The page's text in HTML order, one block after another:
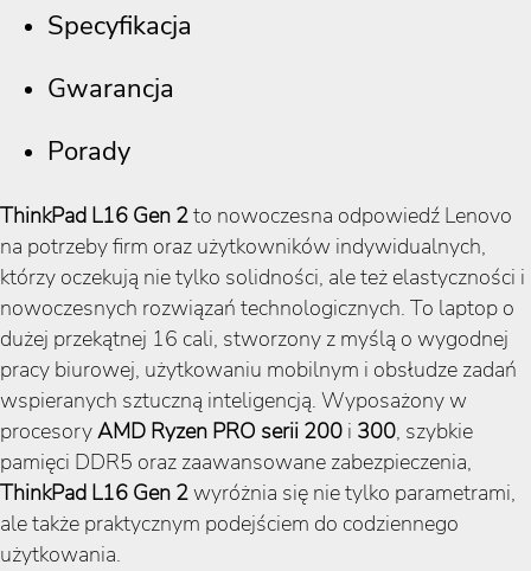
Specyfikacja
Gwarancja
Porady
ThinkPad L16 Gen 2to nowoczesna odpowiedź Lenovo
na potrzeby firm oraz użytkowników indywidualnych,
którzy oczekują nie tylko solidności, ale też elastyczności i
nowoczesnych rozwiązań technologicznych. To laptop o
dużej przekątnej 16 cali, stworzony z myślą o wygodnej
pracy biurowej, użytkowaniu mobilnym i obsłudze zadań
wspieranych sztuczną inteligencją. Wyposażony w
procesoryAMD Ryzen PRO serii 200 i 300, szybkie
pamięci DDR5 oraz zaawansowane zabezpieczenia,
ThinkPad L16 Gen 2wyróżnia się nie tylko parametrami,
ale także praktycznym podejściem do codziennego
użytkowania.